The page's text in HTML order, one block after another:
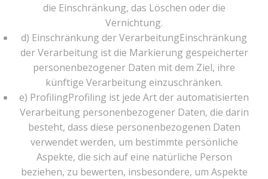
die Einschränkung, das Löschen oder die
Vernichtung.
d) Einschränkung der VerarbeitungEinschränkung
der Verarbeitung ist die Markierung gespeicherter
personenbezogener Daten mit dem Ziel, ihre
künftige Verarbeitung einzuschränken.
e) ProfilingProfiling ist jede Art der automatisierten
Verarbeitung personenbezogener Daten, die darin
besteht, dass diese personenbezogenen Daten
verwendet werden, um bestimmte persönliche
Aspekte, die sich auf eine natürliche Person
beziehen, zu bewerten, insbesondere, um Aspekte